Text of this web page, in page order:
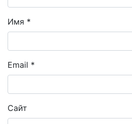
Имя *
Email *
Сайт